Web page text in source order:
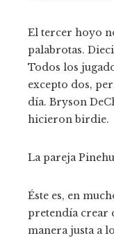
El tercer hoyo
palabrotas.
Todos los
excepto dos,
día. Bryson
hicieron birdie.
La pareja
Éste es, en
pretendía crear
manera justa a